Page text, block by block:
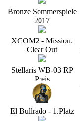
Bronze Sommerspiele
2017
XCOM2 - Mission:
Clear Out
Stellaris WB-03 RP
Preis
El Bullrado - 1.Platz